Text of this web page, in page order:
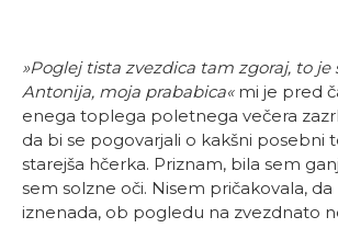
»Poglej tista zvezdica tam zgoraj, to je
Antonija, moja prababica«mi je pred
enega toplega poletnega večera
da bi se pogovarjali o kakšni posebni
starejša hčerka. Priznam, bila sem
sem solzne oči. Nisem pričakovala,
iznenada, ob pogledu na zvezdnato